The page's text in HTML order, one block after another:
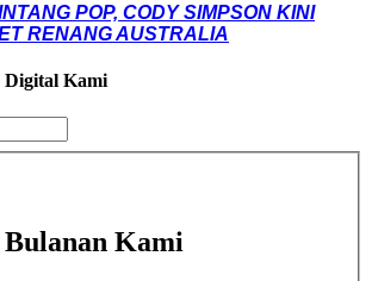
POP, CODY SIMPSON KINI
RENANG AUSTRALIA
Digital Kami
Kami